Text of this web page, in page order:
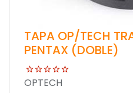
TAPA OP/TECH
PENTAX (DOBLE)
OPTECH